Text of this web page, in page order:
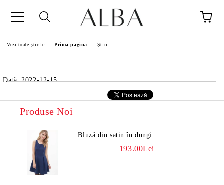
Vezi toate știrile Prima pagină Ştiri
Dată: 2022-12-15
Produse Noi
Bluză din satin în dungi
193.00Lei